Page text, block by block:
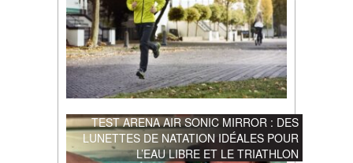
TEST ARENA AIR SONIC MIRROR : DES
LUNETTES DE NATATION IDÉALES POUR
L’EAU LIBRE ET LE TRIATHLON